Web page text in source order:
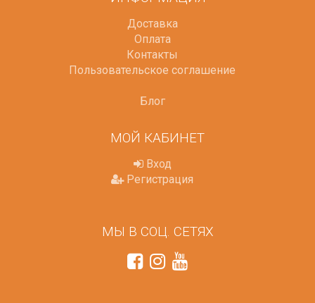
Доставка
Оплата
Контакты
Пользовательское соглашение
Блог
МОЙ КАБИНЕТ
Вход
Регистрация
МЫ В СОЦ. СЕТЯХ